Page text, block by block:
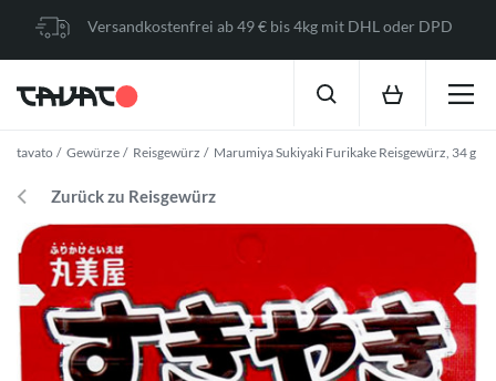
Versandkostenfrei ab 49 € bis 4kg mit DHL oder DPD
tavato Gewürze Reisgewürz Marumiya Sukiyaki Furikake Reisgewürz, 34 g
Zurück zu Reisgewürz